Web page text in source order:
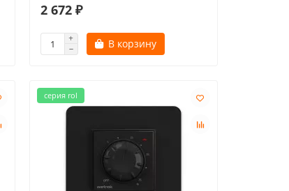
2 672 ₽
В корзину
серия rol